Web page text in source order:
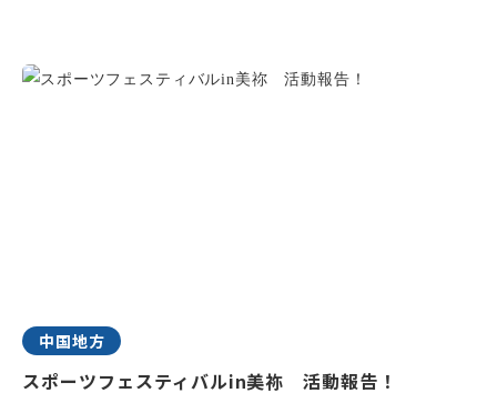
中国地方
スポーツフェスティバルin美祢 活動報告！